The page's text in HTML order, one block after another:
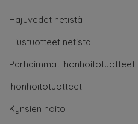
Hajuvedet netistä
Hiustuotteet netistä
Parhaimmat ihonhoitotuotteet
Ihonhoitotuotteet
Kynsien hoito